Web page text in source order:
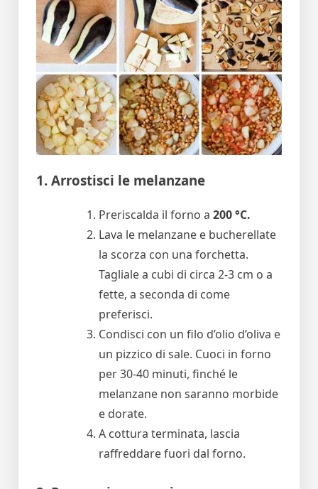
1. Arrostisci le melanzane
Preriscalda il forno a 200 °C.
Lava le melanzane e bucherellate
la scorza con una forchetta.
Tagliale a cubi di circa 2-3 cm o a
fette, a seconda di come
preferisci.
Condisci con un filo d’olio d’oliva e
un pizzico di sale. Cuoci in forno
per 30-40 minuti, finché le
melanzane non saranno morbide
e dorate.
A cottura terminata, lascia
raffreddare fuori dal forno.